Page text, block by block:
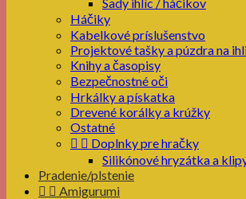
Háčiky
Kabelkové príslušenstvo
Projektové tašky a púzdra na
Knihy a časopisy
Bezpečnostné oči
Hrkálky a pískatka
Drevené korálky a krúžky
Ostatné
  Doplnky pre hračky
Silikónové hryzátka a
Pradenie/plstenie
  Amigurumi